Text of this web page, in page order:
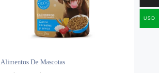
Alimentos De Mascotas
USD